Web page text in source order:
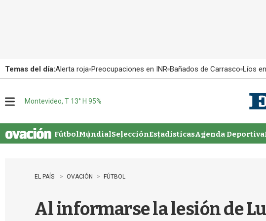
Temas del día:Alerta roja Preocupaciones en INR Bañados de Carrasco Líos
u
Montevideo, T 13° H 95%
FútbolMundialSelecciónEstadisticasAgenda Deportiva
EL PAÍS OVACIÓN FÚTBOL
Al informarse la lesión de